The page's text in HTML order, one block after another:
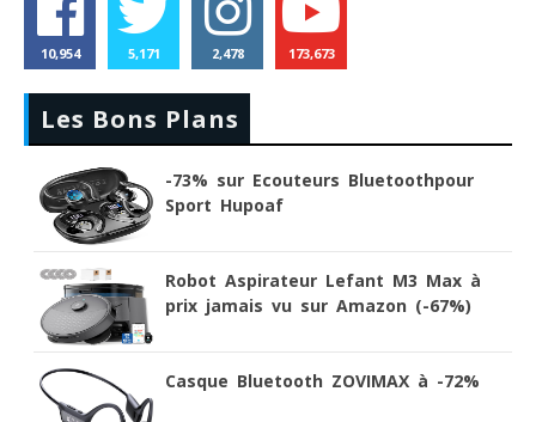
10,954 5,171 2,478 173,673
Les Bons Plans
-73% sur Ecouteurs Bluetoothpour
Sport Hupoaf
Robot Aspirateur Lefant M3 Max à
prix jamais vu sur Amazon (-67%)
Casque Bluetooth ZOVIMAX à -72%